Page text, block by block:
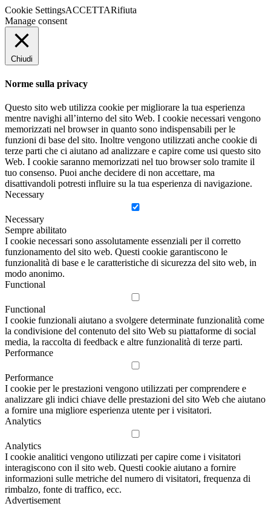
Cookie SettingsACCETTARifiuta
Manage consent
Chiudi
Norme sulla privacy
Questo sito web utilizza cookie per migliorare la tua esperienza
mentre navighi all’interno del sito Web. I cookie necessari vengono
memorizzati nel browser in quanto sono indispensabili per le
funzioni di base del sito. Inoltre vengono utilizzati anche cookie di
terze parti che ci aiutano ad analizzare e capire come usi questo sito
Web. I cookie saranno memorizzati nel tuo browser solo tramite il
tuo consenso. Puoi anche decidere di non accettare, ma
disattivandoli potresti influire su la tua esperienza di navigazione.
Necessary
Necessary
Sempre abilitato
I cookie necessari sono assolutamente essenziali per il corretto
funzionamento del sito web. Questi cookie garantiscono le
funzionalità di base e le caratteristiche di sicurezza del sito web, in
modo anonimo.
Functional
Functional
I cookie funzionali aiutano a svolgere determinate funzionalità come
la condivisione del contenuto del sito Web su piattaforme di social
media, la raccolta di feedback e altre funzionalità di terze parti.
Performance
Performance
I cookie per le prestazioni vengono utilizzati per comprendere e
analizzare gli indici chiave delle prestazioni del sito Web che aiutano
a fornire una migliore esperienza utente per i visitatori.
Analytics
Analytics
I cookie analitici vengono utilizzati per capire come i visitatori
interagiscono con il sito web. Questi cookie aiutano a fornire
informazioni sulle metriche del numero di visitatori, frequenza di
rimbalzo, fonte di traffico, ecc.
Advertisement